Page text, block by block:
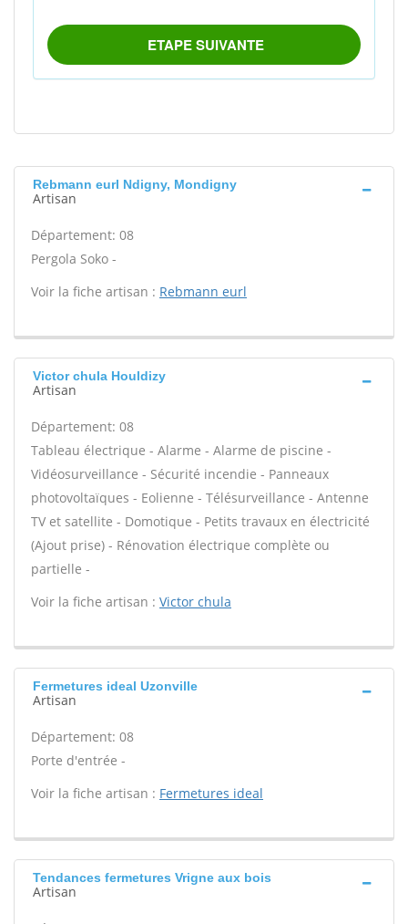
Rebmann eurl Ndigny, Mondigny
Artisan
Département: 08
Pergola Soko -
Voir la fiche artisan : Rebmann eurl
Victor chula Houldizy
Artisan
Département: 08
Tableau électrique - Alarme - Alarme de piscine -
Vidéosurveillance - Sécurité incendie - Panneaux
photovoltaïques - Eolienne - Télésurveillance - Antenne
TV et satellite - Domotique - Petits travaux en électricité
(Ajout prise) - Rénovation électrique complète ou
partielle -
Voir la fiche artisan : Victor chula
Fermetures ideal Uzonville
Artisan
Département: 08
Porte d'entrée -
Voir la fiche artisan : Fermetures ideal
Tendances fermetures Vrigne aux bois
Artisan